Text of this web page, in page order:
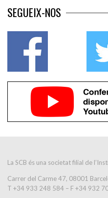
SEGUEIX-NOS
La SCB és una societat filial de
Carrer del Carme 47, 08001
T +34 933 248 584 – F +34 932